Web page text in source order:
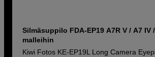
Silmäsuppilo FDA-EP19 A7R V / A7 IV
malleihin
Kiwi Fotos KE-EP19L Long Camera